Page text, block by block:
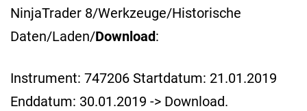
NinjaTrader 8/Werkzeuge/Historische
Daten/Laden/Download:
Instrument: 747206 Startdatum: 21.01.2019
Enddatum: 30.01.2019 -> Download.